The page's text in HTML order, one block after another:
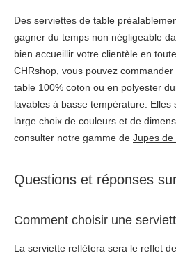
Des serviettes de table
gagner du temps non négligeable
bien accueillir votre clientèle en
CHRshop, vous pouvez
table 100% coton ou en polyester
lavables à basse température. Elles
large choix de couleurs et de
consulter notre gamme de Jupes de
Questions et réponses
Comment choisir une
La serviette reflétera sera le reflet